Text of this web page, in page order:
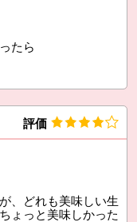
たら
評価
、どれも美味しい生
ょっと美味しかった